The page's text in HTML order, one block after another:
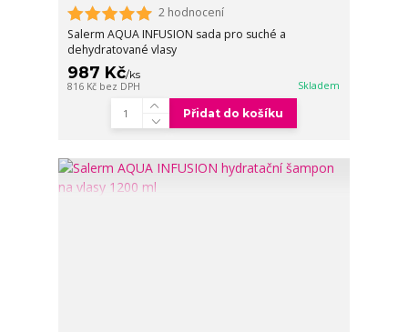
2 hodnocení
Salerm AQUA INFUSION sada pro suché a
dehydratované vlasy
987 Kč/ks
816 Kč bez DPH Skladem
Přidat do košíku